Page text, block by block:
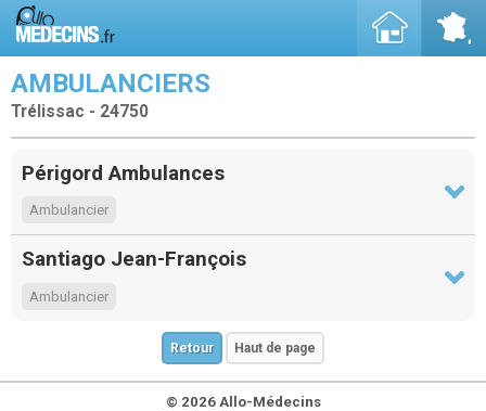
AMBULANCIERS
Trélissac - 24750
Périgord Ambulances
Ambulancier
Santiago Jean-François
Ambulancier
Retour Haut de page
© 2026 Allo-Médecins